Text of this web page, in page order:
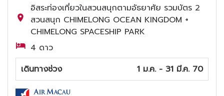
อิสระท่องเที่ยวในสวนสนุกตามอัธยาศัย รวมบัตร 2
สวนสนุก CHIMELONG OCEAN KINGDOM +
CHIMELONG SPACESHIP PARK
4 ดาว
เดินทางช่วง
1 ม.ค. - 31 มี.ค. 70